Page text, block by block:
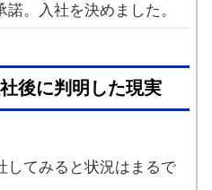
。入社を決めました。
後に判明した現実
してみると状況はまるで